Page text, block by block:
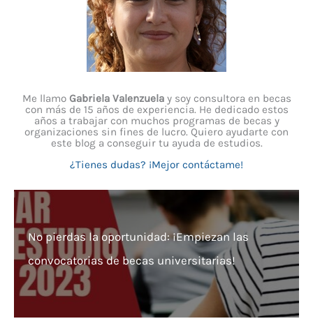
Me llamo Gabriela Valenzuelay soy consultora en becas
con más de 15 años de experiencia. He dedicado estos
años a trabajar con muchos programas de becas y
organizaciones sin fines de lucro. Quiero ayudarte con
este blog a conseguir tu ayuda de estudios.
¿Tienes dudas? ¡Mejor contáctame!
No pierdas la oportunidad: ¡Empiezan las
convocatorias de becas universitarias!